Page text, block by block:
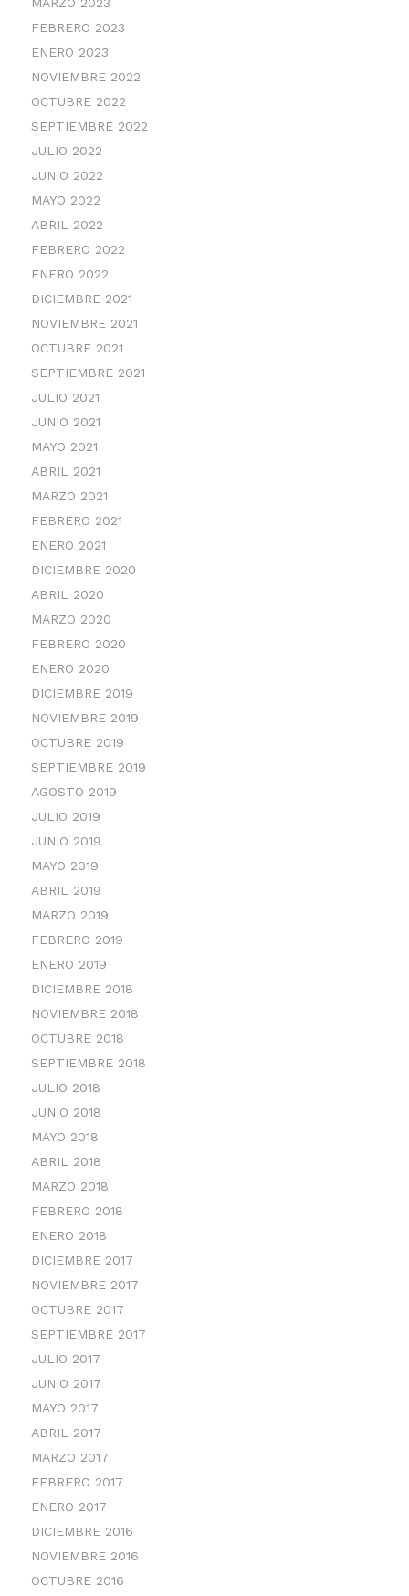
FEBRERO 2023
ENERO 2023
NOVIEMBRE 2022
OCTUBRE 2022
SEPTIEMBRE 2022
JULIO 2022
JUNIO 2022
MAYO 2022
ABRIL 2022
FEBRERO 2022
ENERO 2022
DICIEMBRE 2021
NOVIEMBRE 2021
OCTUBRE 2021
SEPTIEMBRE 2021
JULIO 2021
JUNIO 2021
MAYO 2021
ABRIL 2021
MARZO 2021
FEBRERO 2021
ENERO 2021
DICIEMBRE 2020
ABRIL 2020
MARZO 2020
FEBRERO 2020
ENERO 2020
DICIEMBRE 2019
NOVIEMBRE 2019
OCTUBRE 2019
SEPTIEMBRE 2019
AGOSTO 2019
JULIO 2019
JUNIO 2019
MAYO 2019
ABRIL 2019
MARZO 2019
FEBRERO 2019
ENERO 2019
DICIEMBRE 2018
NOVIEMBRE 2018
OCTUBRE 2018
SEPTIEMBRE 2018
JULIO 2018
JUNIO 2018
MAYO 2018
ABRIL 2018
MARZO 2018
FEBRERO 2018
ENERO 2018
DICIEMBRE 2017
NOVIEMBRE 2017
OCTUBRE 2017
SEPTIEMBRE 2017
JULIO 2017
JUNIO 2017
MAYO 2017
ABRIL 2017
MARZO 2017
FEBRERO 2017
ENERO 2017
DICIEMBRE 2016
NOVIEMBRE 2016
OCTUBRE 2016